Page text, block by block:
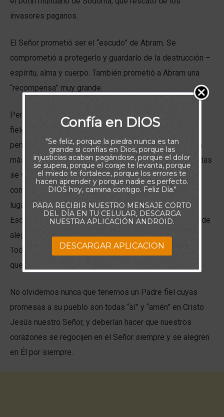
invasores paganos.
El Señor prometió ser el “escudo” de Abram. Se
comprometió a protegerlo y guardarlo de la destrucción –
espíritu, alma y cuerpo. También prometió a Abram una
“recompensa” muy grande.
Pero la recompensa que Dios da a todos sus siervos
fieles está por encima de todo lo que podamos pedir o
pensar. Su bondadosa generosidad hace que la riqueza
más fabulosa del mundo y las posesiones más preciadas
se vuelvan insignificantes e intrascendentes, en
comparación con el gozo que se nos reserva en los
lugares celestiales. Saber que el Señor es nuestro
Escudo y Defensor, debería llenar nuestros corazones de
alegría y regocijo, porque estar protegidos por el Dios
Todopoderoso y Salvador es el lugar más seguro en el
que podemos estar.
No olvidemos nunca que tenemos un Padre fiel cuyas
promesas a su pueblo son todas “sí” y “amén” en Cristo
Jesús nuestro Señor, y deberían hacer que nuestros
corazones se regocijen en el Señor siempre y se alegren
en Él por siempre.
Confía en DIOS
"Se feliz, porque la piedra nunca es tan
grande si confías en Dios, porque las
injusticias acaban pagándose, porque el dolor
se supera, porque el coraje te levanta, porque
el miedo te fortalece, porque los errores te
hacen aprender y porque nadie es perfecto.
DIOS hoy, camina contigo. Feliz Día."
PARA RECIBIR NUESTRO MENSAJE CORTO
DEL DÍA EN TU CELULAR, DESCARGA
NUESTRA APLICACIÓN ANDROID.
DESCARGAR APLICACION